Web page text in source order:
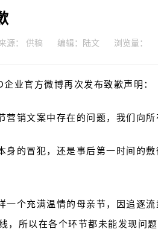
： 供稿 编辑：陆文 浏览量：
业官方微博再次发布致歉声明：
营销文案中存在的问题，我们向
身的冒犯，还是事后第一时间的
一个充满温情的母亲节，因追逐
，所以在各个环节都未能发现问